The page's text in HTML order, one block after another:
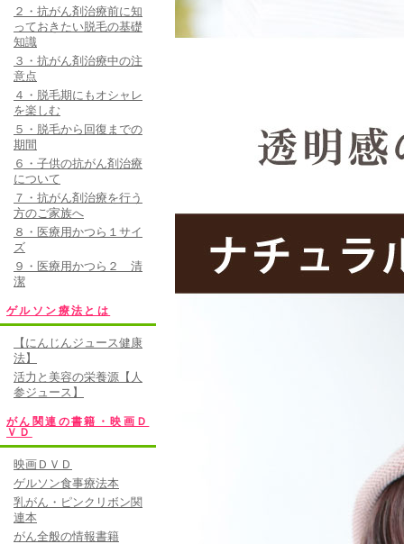
２・抗がん剤治療前に知
っておきたい脱毛の基礎
知識
３・抗がん剤治療中の注
意点
４・脱毛期にもオシャレ
を楽しむ
５・脱毛から回復までの
期間
６・子供の抗がん剤治療
について
７・抗がん剤治療を行う
方のご家族へ
８・医療用かつら１サイ
ズ
９・医療用かつら２ 清
潔
ゲルソン療法とは
【にんじんジュース健康
法】
活力と美容の栄養源【人
参ジュース】
がん関連の書籍・映画Ｄ
ＶＤ
映画ＤＶＤ
ゲルソン食事療法本
乳がん・ピンクリボン関
連本
がん全般の情報書籍